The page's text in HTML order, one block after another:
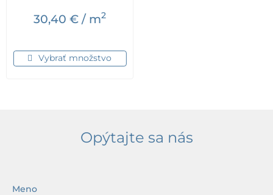
30,40 € / m2
Vybrať množstvo
Opýtajte sa nás
Meno